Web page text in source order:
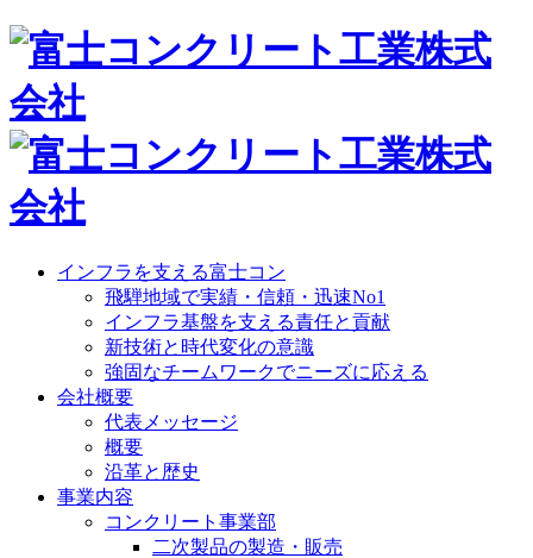
インフラを支える富士コン
飛騨地域で実績・信頼・迅速No1
インフラ基盤を支える責任と貢献
新技術と時代変化の意識
強固なチームワークでニーズに応える
会社概要
代表メッセージ
概要
沿革と歴史
事業内容
コンクリート事業部
二次製品の製造・販売